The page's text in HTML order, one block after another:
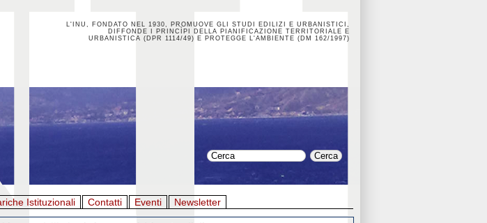
L'INU, FONDATO NEL 1930, PROMUOVE GLI STUDI EDILIZI E URBANISTICI,
DIFFONDE I PRINCÌPI DELLA PIANIFICAZIONE TERRITORIALE E
URBANISTICA (DPR 1114/49) E PROTEGGE L'AMBIENTE (DM 162/1997)
Istituzionali Contatti Eventi Newsletter